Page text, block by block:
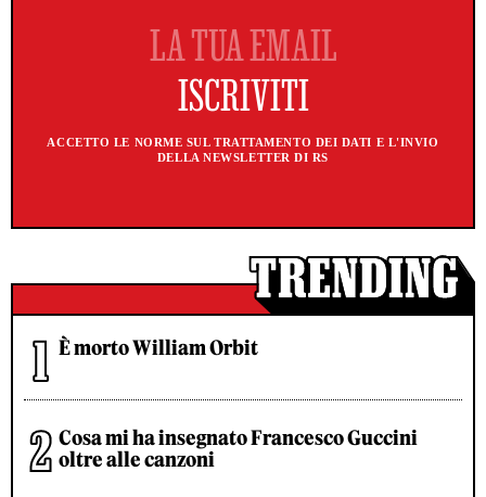
ACCETTO LE NORME SUL TRATTAMENTO DEI DATI E L'INVIO
DELLA NEWSLETTER DI RS
È morto William Orbit
Cosa mi ha insegnato Francesco Guccini
oltre alle canzoni